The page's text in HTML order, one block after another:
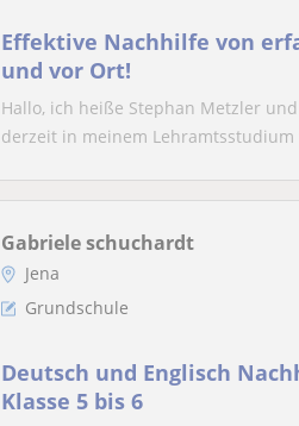
Effektive Nachhilfe von
und vor Ort!
Hallo, ich heiße Stephan Metzler
derzeit in meinem Lehramtsstudium
Gabriele schuchardt
Jena
Grundschule
Deutsch und Englisch
Klasse 5 bis 6